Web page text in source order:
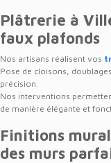
Plâtrerie à
faux plafonds
Nos artisans réalisent vos
Pose de cloisons,
précision.
Nos interventions
de manière élégante et
Finitions
des murs